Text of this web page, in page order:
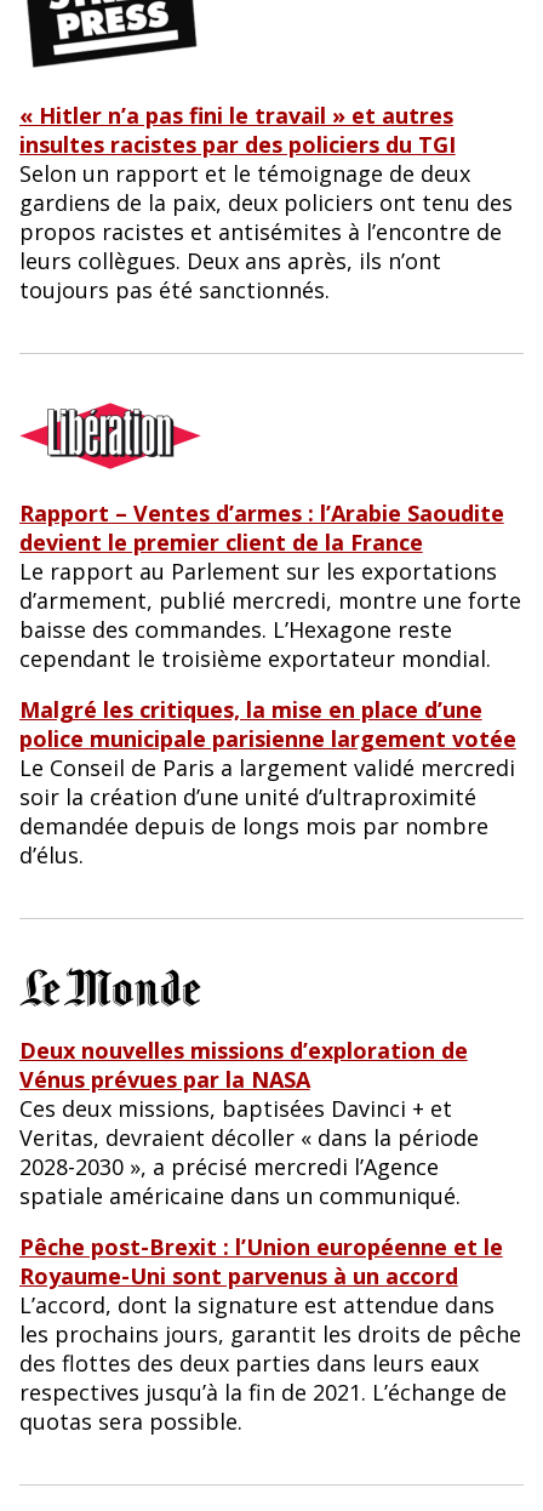
« Hitler n’a pas fini le travail » et autres
insultes racistes par des policiers du TGI
Selon un rapport et le témoignage de deux
gardiens de la paix, deux policiers ont tenu des
propos racistes et antisémites à l’encontre de
leurs collègues. Deux ans après, ils n’ont
toujours pas été sanctionnés.
Rapport – Ventes d’armes : l’Arabie Saoudite
devient le premier client de la France
Le rapport au Parlement sur les exportations
d’armement, publié mercredi, montre une forte
baisse des commandes. L’Hexagone reste
cependant le troisième exportateur mondial.
Malgré les critiques, la mise en place d’une
police municipale parisienne largement votée
Le Conseil de Paris a largement validé mercredi
soir la création d’une unité d’ultraproximité
demandée depuis de longs mois par nombre
d’élus.
Deux nouvelles missions d’exploration de
Vénus prévues par la NASA
Ces deux missions, baptisées Davinci + et
Veritas, devraient décoller « dans la période
2028-2030 », a précisé mercredi l’Agence
spatiale américaine dans un communiqué.
Pêche post-Brexit : l’Union européenne et le
Royaume-Uni sont parvenus à un accord
L’accord, dont la signature est attendue dans
les prochains jours, garantit les droits de pêche
des flottes des deux parties dans leurs eaux
respectives jusqu’à la fin de 2021. L’échange de
quotas sera possible.